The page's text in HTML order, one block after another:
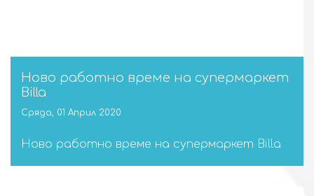
Ново работно време на супермаркет
Billa
Сряда, 01 Април 2020
Ново работно време на супермаркет Billa